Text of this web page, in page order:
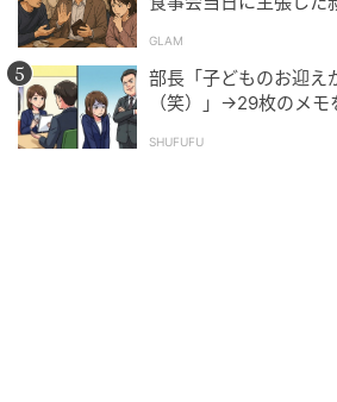
GLAM
部長「子どものお迎え
（笑）」→29枚のメモ
SHUFUFU